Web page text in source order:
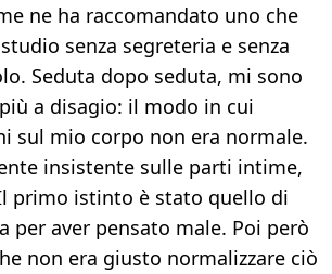
ne ha raccomandato uno che
senza segreteria e senza
Seduta dopo seduta, mi sono
a disagio: il modo in cui
sul mio corpo non era normale.
insistente sulle parti intime,
primo istinto è stato quello di
per aver pensato male. Poi però
non era giusto normalizzare ciò